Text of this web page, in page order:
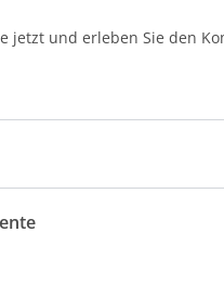
jetzt und erleben Sie den